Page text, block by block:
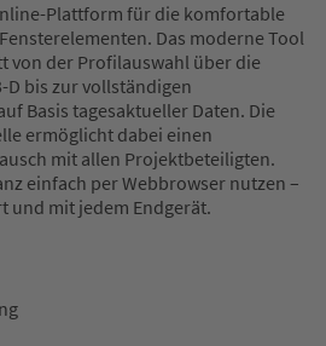
Plattform für die komfortable
Das moderne Tool
von der Profilauswahl über die
bis zur vollständigen
Basis tagesaktueller Daten. Die
ermöglicht dabei einen
mit allen Projektbeteiligten.
einfach per Webbrowser nutzen –
und mit jedem Endgerät.